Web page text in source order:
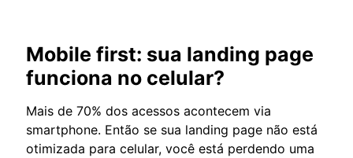
Mobile first: sua landing page
funciona no celular?
Mais de 70% dos acessos acontecem via
smartphone. Então se sua landing page não está
otimizada para celular, você está perdendo uma